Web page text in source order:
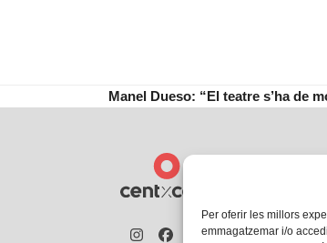
Per oferir les millors
emmagatzemar i/o
next
Manel Dueso: “El teatre s’ha de